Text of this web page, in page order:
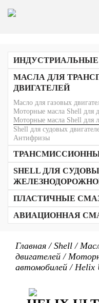
Гидравлические масла Shell
Редукторные масла Shell
Компрессорное масло Shell
Масла Shell для газовых
Циркуляционные масла
Масла Shell для
Масла Shell для
Турбинные масла Shell
Холодильные масла Shell
Электроизоляционные
Масла-теплоносители Shell
Белые медицинские масла
Масла Shell для
МАСЛА ДЛЯ
ДВИГАТЕЛЕЙ
Масло для газовых
Моторные масла Shell для
Моторные масла Shell для
Shell для судовых
Антифризы
SHELL ДЛЯ
ПЛАСТИЧНЫЕ
АВИАЦИОННАЯ
Главная /Shell /
двигателей /
автомобилей /Helix